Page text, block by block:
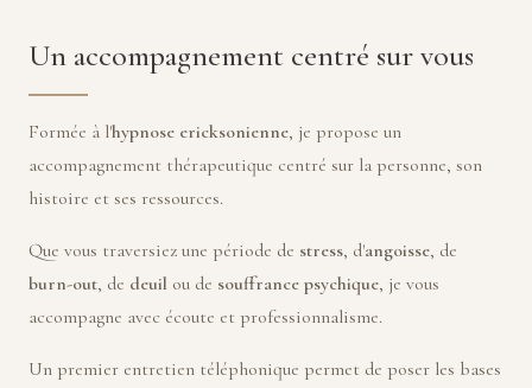
Un accompagnement centré sur vous
Formée à l'hypnose ericksonienne, je propose un
accompagnement thérapeutique centré sur la personne, son
histoire et ses ressources.
Que vous traversiez une période de stress, d'angoisse, de
burn-out, de deuil ou de souffrance psychique, je vous
accompagne avec écoute et professionnalisme.
Un premier entretien téléphonique permet de poser les bases